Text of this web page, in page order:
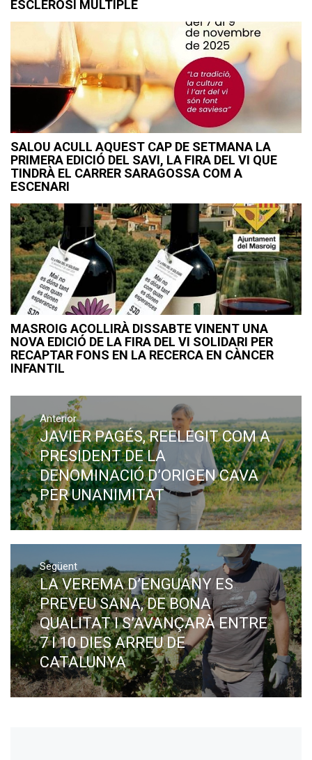
ESCLEROSI MÚLTIPLE
SALOU ACULL AQUEST CAP DE SETMANA LA
PRIMERA EDICIÓ DEL SAVI, LA FIRA DEL VI QUE
TINDRÀ EL CARRER SARAGOSSA COM A
ESCENARI
MASROIG ACOLLIRÀ DISSABTE VINENT UNA
NOVA EDICIÓ DE LA FIRA DEL VI SOLIDARI PER
RECAPTAR FONS EN LA RECERCA EN CÀNCER
INFANTIL
Navegació
d'entrades
Anterior
Previous
post:
JAVIER PAGÉS, REELEGIT COM A
PRESIDENT DE LA
DENOMINACIÓ D’ORIGEN CAVA
PER UNANIMITAT
Següent
Next
post:
LA VEREMA D’ENGUANY ES
PREVEU SANA, DE BONA
QUALITAT I S’AVANÇARÀ ENTRE
7 I 10 DIES ARREU DE
CATALUNYA